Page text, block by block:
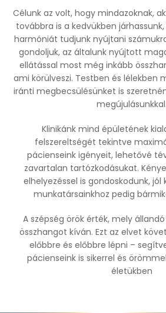
Célunk az volt, hogy mindazoknak,
továbbra is a kedvükben
harmóniát tudjunk nyújtani
gondoljuk, az általunk nyújtott
ellátással most még inkább
ami körülveszi. Testben és lélekben
iránti megbecsülésünket is
megújulásunkkal.
Klinikánk mind épületének
felszereltségét tekintve
pácienseink igényeit, lehetővé
zavartalan tartózkodásukat.
elhelyezéssel is gondoskodunk, jól
munkatársainkhoz pedig
A szépség örök érték, mely
összhangot kíván. Ezt az elvet
előbbre és előbbre lépni –
pácienseink is sikerrel és
életükben